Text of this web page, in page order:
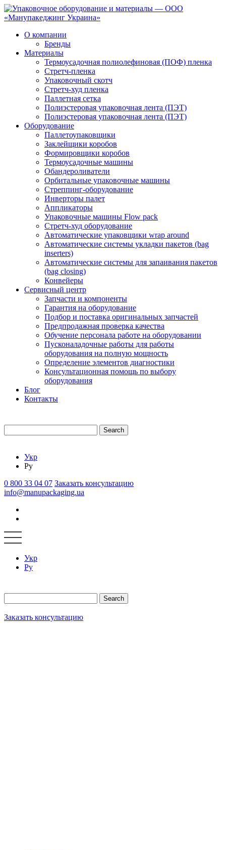
О компании
Бренды
Материалы
Термоусадочная полиолефиновая (ПОФ) пленка
Стретч-пленка
Упаковочный скотч
Стретч-худ пленка
Паллетная сетка
Полиэстеровая упаковочная лента (ПЭТ)
Полиэстеровая упаковочная лента (ПЭТ)
Оборудование
Паллетоупаковщики
Заклейщики коробов
Формировщики коробов
Термоусадочные машины
Обандероливатели
Орбитальные упаковочные машины
Стреппинг-оборудование
Инверторы палет
Аппликаторы
Упаковочные машины Flow pack
Стретч-худ оборудование
Автоматические упаковщики wrap around
Автоматические системы укладки пакетов (bag
inserters)
Автоматические системы для запаивания пакетов
(bag closing)
Конвейеры
Сервисный центр
Запчасти и компоненты
Гарантия на оборудование
Подбор и поставка оригинальных запчастей
Предпродажная проверка качества
Обучение персонала работе на оборудовании
Пусконаладочные работы для работы
оборудования на полную мощность
Определение элементов диагностики
Консультационная помощь по выбору
оборудования
Блог
Контакты
Search
Укр
Ру
0 800 33 04 07 Заказать консультацию
info@manupackaging.ua
Укр
Ру
Search
Заказать консультацию